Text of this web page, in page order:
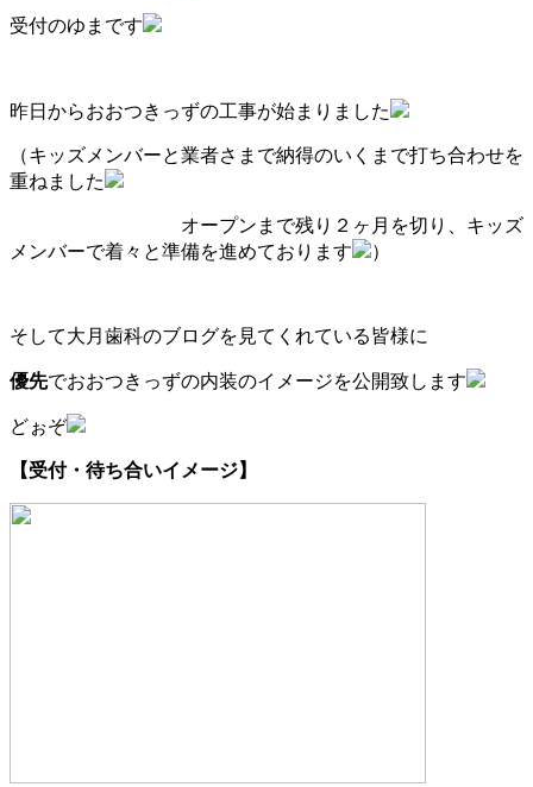
受付のゆまです
昨日からおおつきっずの工事が始まりました
（キッズメンバーと業者さまで納得のいくまで打ち合わせを
重ねました
オープンまで残り２ヶ月を切り、キッズ
メンバーで着々と準備を進めております
）
そして大月歯科のブログを見てくれている皆様に
優先でおおつきっずの内装のイメージを公開致します
どぉぞ
【受付・待ち合いイメージ】